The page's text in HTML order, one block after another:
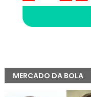
MERCADO DA BOLA